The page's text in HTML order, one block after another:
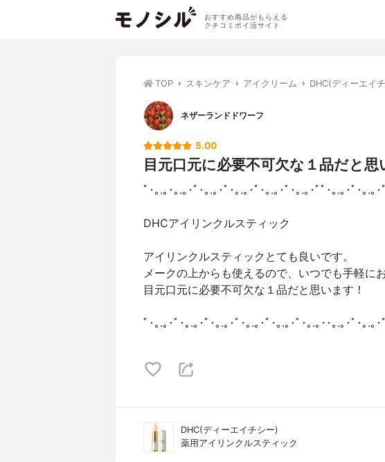
おすすめ商品がもらえる
クチコミポイ活サイト
TOP スキンケア アイクリーム DHC(ディーエイ
ネザーランドドワーフ
5.00
目元口元に必要不可欠な１品だと思
ﾟ･｡.｡･｡.｡･ﾟ･｡.｡･ﾟ･｡.｡･ﾟ･｡.｡･ﾟ･｡.｡･ﾟﾟ･｡.｡･ﾟ･｡.｡･ﾟ
DHCアイリンクルスティック
アイリンクルスティックとても良いです。
メークの上からも使えるので、いつでも手軽に
目元口元に必要不可欠な１品だと思います！
ﾟ･｡.｡･ﾟ･｡.｡･ﾟ･｡.｡･ﾟ･｡.｡･ﾟ･｡.｡･ﾟ･｡.｡･･｡.｡･ﾟ･｡.｡･ﾟ
DHC(ディーエイチシー)
薬用アイリンクルスティック